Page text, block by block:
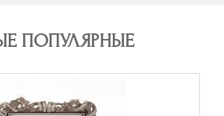
ПОПУЛЯРНЫЕ